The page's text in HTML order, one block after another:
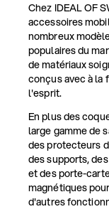
Chez IDEAL OF
accessoires
nombreux
populaires du
de matériaux
conçus avec à la
l'esprit.
En plus des
large gamme de
des protecteurs
des supports,
et des porte-
magnétiques
d'autres